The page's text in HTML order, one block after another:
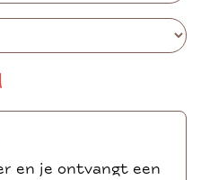
en je ontvangt een